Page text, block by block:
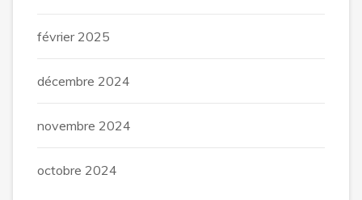
février 2025
décembre 2024
novembre 2024
octobre 2024